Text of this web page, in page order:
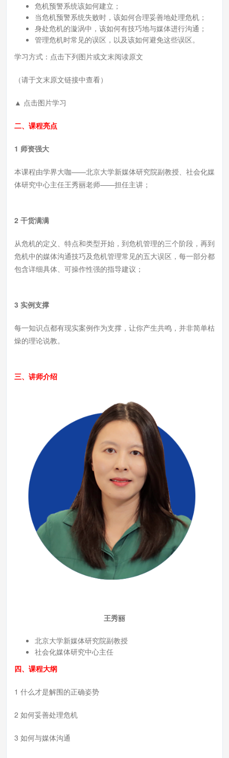
危机预警系统该如何建立；
当危机预警系统失败时，该如何合理妥善地处理危机；
身处危机的漩涡中，该如何有技巧地与媒体进行沟通；
管理危机时常见的误区，以及该如何避免这些误区。
学习方式：点击下列图片或文末阅读原文
（请于文末原文链接中查看）
▲ 点击图片学习
二、课程亮点
1 师资强大
本课程由学界大咖——北京大学新媒体研究院副教授、社会化媒
体研究中心主任王秀丽老师——担任主讲；
2 干货满满
从危机的定义、特点和类型开始，到危机管理的三个阶段，再到
危机中的媒体沟通技巧及危机管理常见的五大误区，每一部分都
包含详细具体、可操作性强的指导建议；
3 实例支撑
每一知识点都有现实案例作为支撑，让你产生共鸣，并非简单枯
燥的理论说教。
三、讲师介绍
王秀丽
北京大学新媒体研究院副教授
社会化媒体研究中心主任
四、课程大纲
1 什么才是解围的正确姿势
2 如何妥善处理危机
3 如何与媒体沟通